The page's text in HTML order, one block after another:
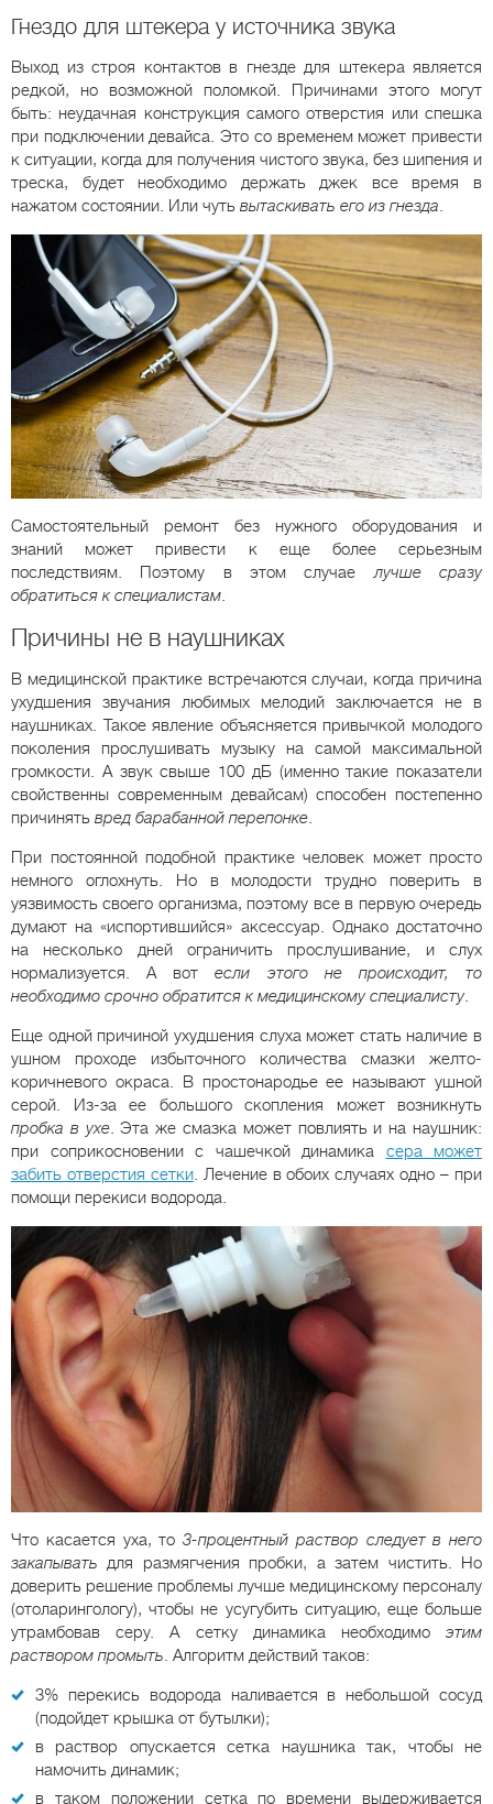
Гнездо для штекера у источника звука
Выход из строя контактов в гнезде для штекера является
редкой, но возможной поломкой. Причинами этого могут
быть: неудачная конструкция самого отверстия или спешка
при подключении девайса. Это со временем может привести
к ситуации, когда для получения чистого звука, без шипения и
треска, будет необходимо держать джек все время в
нажатом состоянии. Или чуть вытаскивать его из гнезда.
Самостоятельный ремонт без нужного оборудования и
знаний может привести к еще более серьезным
последствиям. Поэтому в этом случаелучше сразу
обратиться к специалистам.
Причины не в наушниках
В медицинской практике встречаются случаи, когда причина
ухудшения звучания любимых мелодий заключается не в
наушниках. Такое явление объясняется привычкой молодого
поколения прослушивать музыку на самой максимальной
громкости. А звук свыше 100 дБ (именно такие показатели
свойственны современным девайсам) способен постепенно
причинять вред барабанной перепонке.
При постоянной подобной практике человек может просто
немного оглохнуть. Но в молодости трудно поверить в
уязвимость своего организма, поэтому все в первую очередь
думают на «испортившийся» аксессуар. Однако достаточно
на несколько дней ограничить прослушивание, и слух
нормализуется. А вотесли этого не происходит, то
необходимо срочно обратится к медицинскому специалисту.
Еще одной причиной ухудшения слуха может стать наличие в
ушном проходе избыточного количества смазки желто-
коричневого окраса. В простонародье ее называют ушной
серой. Из-за ее большого скопления может возникнуть
пробка в ухе. Эта же смазка может повлиять и на наушник:
при соприкосновении с чашечкой динамика сера может
забить отверстия сетки. Лечение в обоих случаях одно – при
помощи перекиси водорода.
Что касается уха, то 3-процентный раствор следует в него
закапывать для размягчения пробки, а затем чистить. Но
доверить решение проблемы лучше медицинскому персоналу
(отоларингологу), чтобы не усугубить ситуацию, еще больше
утрамбовав серу. А сетку динамика необходимо этим
раствором промыть. Алгоритм действий таков:
3% перекись водорода наливается в небольшой сосуд
(подойдет крышка от бутылки);
в раствор опускается сетка наушника так, чтобы не
намочить динамик;
в таком положении сетка по времени выдерживается